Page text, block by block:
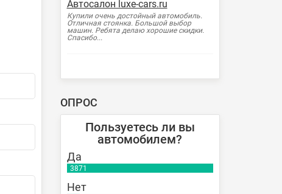
Автосалон luxe-cars.ru
Купили очень достойный автомобиль.
Отличная стоянка. Большой выбор
машин. Ребята делаю хорошие скидки.
Спасибо...
ОПРОС
Пользуетесь ли вы
автомобилем?
Да
3871
Нет